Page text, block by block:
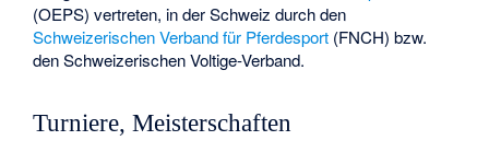
(OEPS) vertreten, in der Schweiz durch den
Schweizerischen Verband für Pferdesport (FNCH) bzw.
den Schweizerischen Voltige-Verband.
Turniere, Meisterschaften